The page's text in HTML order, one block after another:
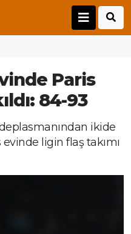
Paris
84-93
ikide
ligin flaş takımı